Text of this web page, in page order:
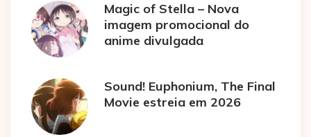
Magic of Stella – Nova
imagem promocional do
anime divulgada
Sound! Euphonium, The Final
Movie estreia em 2026